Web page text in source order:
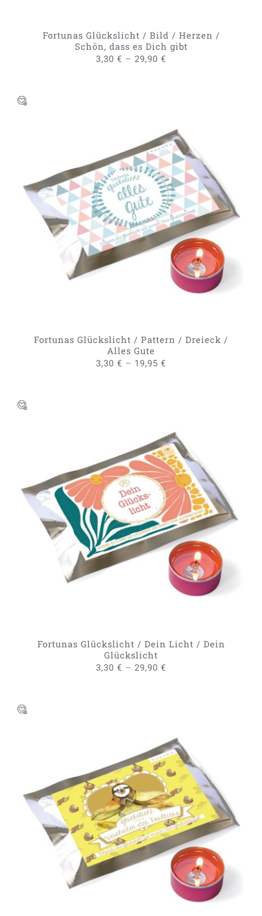
GEWÄHLT
WERDEN
Fortunas Glückslicht / Bild / Herzen /
Schön, dass es Dich gibt
3,30 € – 29,90 €
AUSFÜHRUNG WÄHLEN DIESES
PRODUKT
WEIST
MEHRERE
VARIANTEN
AUF.
DIE
OPTIONEN
KÖNNEN
GEWÄHLT
/
DETAILS
Fortunas Glückslicht / Pattern / Dreieck /
Alles Gute
3,30 € – 19,95 €
AUSFÜHRUNG WÄHLEN DIESES
PRODUKT
WEIST
MEHRERE
VARIANTEN
AUF.
DIE
OPTIONEN
KÖNNEN
GEWÄHLT
/
DETAILS
Fortunas Glückslicht / Dein Licht / Dein
Glückslicht
3,30 € – 29,90 €
AUSFÜHRUNG WÄHLEN DIESES
PRODUKT
WEIST
MEHRERE
VARIANTEN
AUF.
DIE
OPTIONEN
KÖNNEN
/
DETAILS